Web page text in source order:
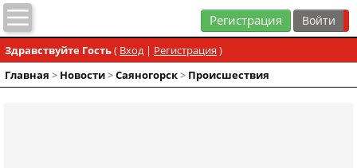
Регистрация
Здравствуйте Гость( Вход| Регистрация )
Главная > Новости>Cаяногорск> Происшествия